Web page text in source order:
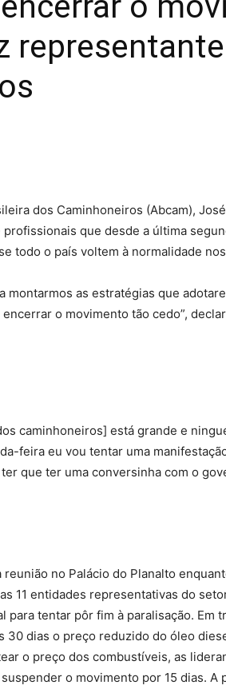
dos Caminhoneiros (Abcam),
que desde a última
todo o país voltem à normalidade
montarmos as estratégias que
o movimento tão cedo”,
caminhoneiros] está grande e
feira eu vou tentar uma
que ter uma conversinha com o
no Palácio do Planalto
11 entidades representativas do
para tentar pôr fim à paralisação. Em
30 dias o preço reduzido do óleo
o preço dos combustíveis, as
o movimento por 15 dias. A